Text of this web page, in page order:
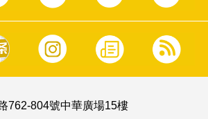
762-804號中華廣場15樓